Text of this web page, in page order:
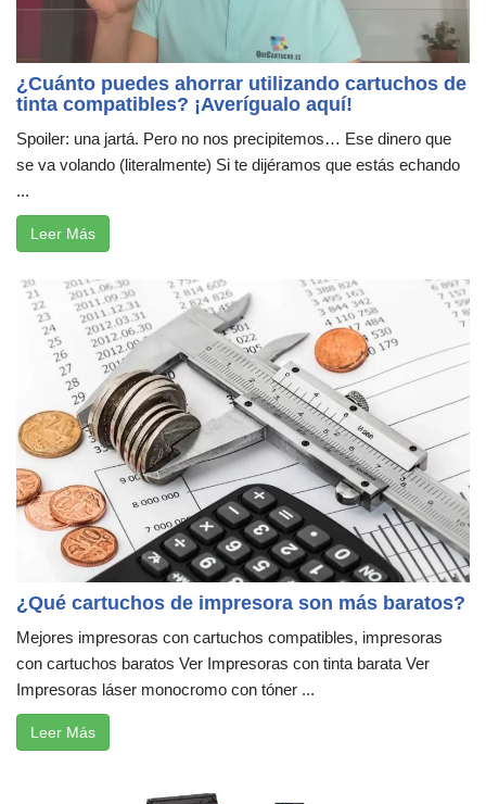
¿Cuánto puedes ahorrar utilizando cartuchos de
tinta compatibles? ¡Averígualo aquí!
Spoiler: una jartá. Pero no nos precipitemos… Ese dinero que
se va volando (literalmente) Si te dijéramos que estás echando
...
Leer Más
¿Qué cartuchos de impresora son más baratos?
Mejores impresoras con cartuchos compatibles, impresoras
con cartuchos baratos Ver Impresoras con tinta barata Ver
Impresoras láser monocromo con tóner ...
Leer Más